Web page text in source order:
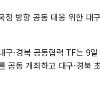
40.2도 찍은 서울
"文정부 악몽 재현
방향 공동 대응 위한 대
·경북 공동협력 TF는 9
공동 개최하고 대구·경북